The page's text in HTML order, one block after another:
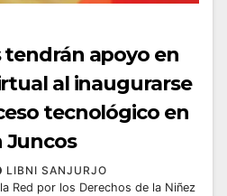
tendrán apoyo en
al inaugurarse
tecnológico en
Juncos
LIBNI SANJURJO
Red por los Derechos de la Niñez